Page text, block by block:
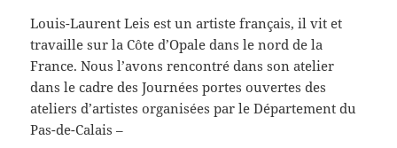
Louis-Laurent Leis est un artiste français, il vit et
travaille sur la Côte d’Opale dans le nord de la
France. Nous l’avons rencontré dans son atelier
dans le cadre des Journées portes ouvertes des
ateliers d’artistes organisées par le Département du
Pas-de-Calais –